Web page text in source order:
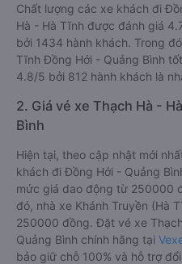
Chất lượng các xe khách đi
Hà - Hà Tĩnh được đánh giá
bởi 1434 hành khách. Trong
Tĩnh Đồng Hới - Quảng Bình
4.8/5 bởi 812 hành khách là
2. Giá vé xe Thạch Hà -
Bình
Hiện tại, theo cập nhật mới
khách đi Đồng Hới - Quảng
mức giá dao động từ 250000
đó, nhà xe Khánh Truyền (Hà
250000 đồng. Đặt vé xe
Quảng Bình chính hãng tại
bảo giữ chỗ 100% và hỗ trợ